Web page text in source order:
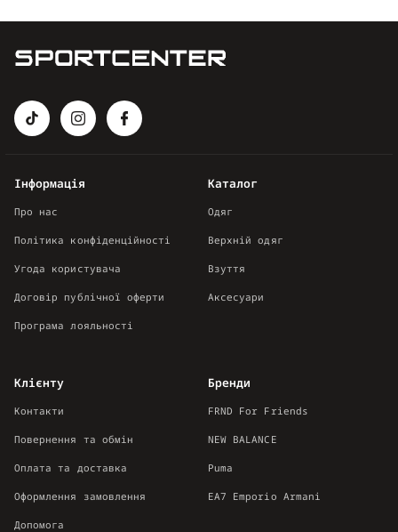
Каталог
Одяг
Верхній одяг
Взуття
Аксесуари
Інформація
Про нас
Політика конфіденційності
Угода користувача
Договір публічної оферти
Програма лояльності
Клієнту
Контакти
Повернення та обмін
Оплата та доставка
Оформлення замовлення
Допомога
Бренди
FRND For Friends
NEW BALANCE
Puma
EA7 Emporio Armani